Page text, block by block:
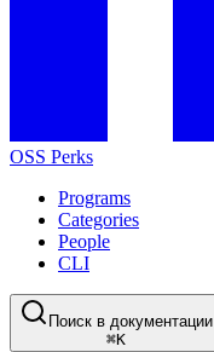
OSS Perks
Programs
Categories
People
CLI
Поиск в документации
⌘K